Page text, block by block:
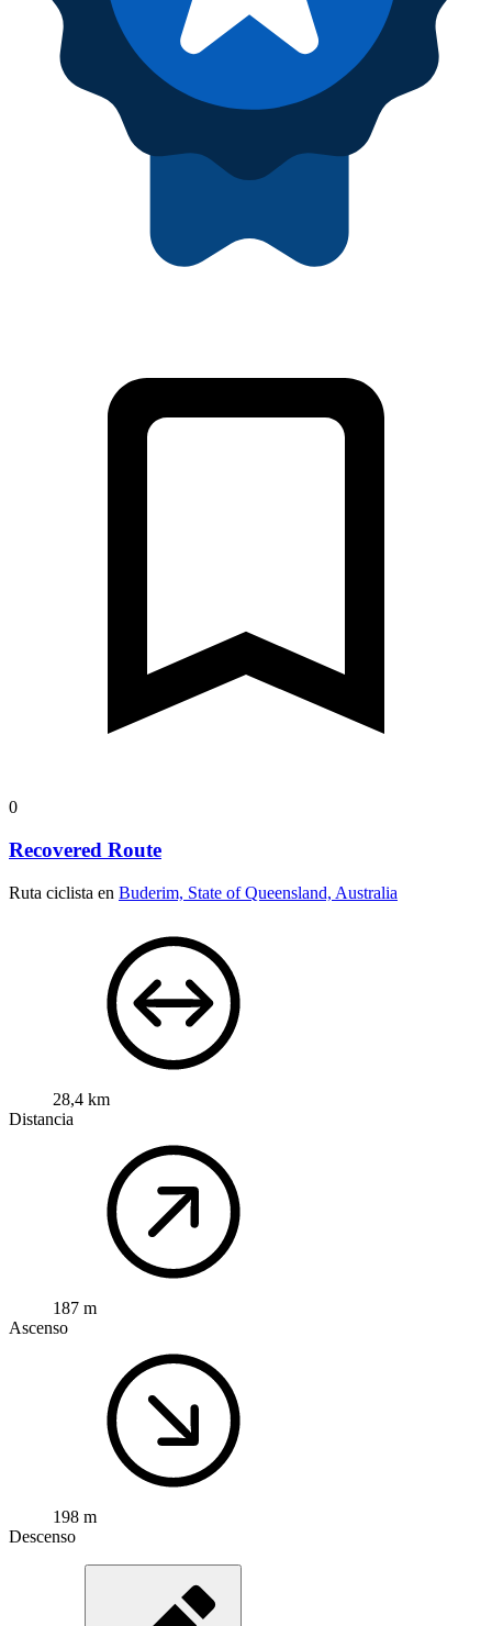
0
Recovered Route
Ruta ciclista en Buderim, State of Queensland, Australia
28,4 km
Distancia
187 m
Ascenso
198 m
Descenso